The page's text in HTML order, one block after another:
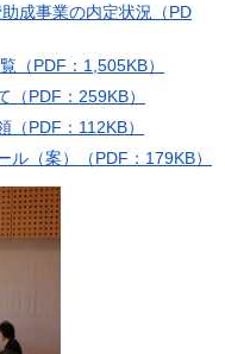
成事業の内定状況（PD
（PDF：1,505KB）
PDF：259KB）
PDF：112KB）
（案）（PDF：179KB）